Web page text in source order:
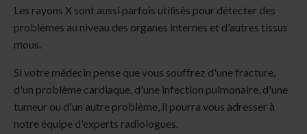
Les rayons X sont aussi parfois utilisés pour détecter des
problèmes au niveau des organes internes et d'autres tissus
mous.
Si votre médecin pense que vous souffrez d'une fracture,
d'un problème cardiaque, d'une infection pulmonaire, d'une
tumeur ou d'un autre problème, il pourra vous adresser à
notre équipe d'experts radiologues.